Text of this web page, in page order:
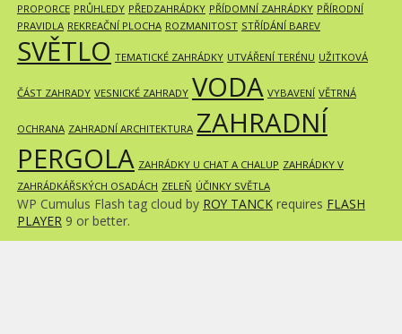
PROPORCE PRŮHLEDY PŘEDZAHRÁDKY PŘÍDOMNÍ ZAHRÁDKY PŘÍRODNÍ
PRAVIDLA REKREAČNÍ PLOCHA ROZMANITOST STŘÍDÁNÍ BAREV
SVĚTLO TEMATICKÉ ZAHRÁDKY UTVÁŘENÍ TERÉNU UŽITKOVÁ
ČÁST ZAHRADY VESNICKÉ ZAHRADY VODA VYBAVENÍ VĚTRNÁ
OCHRANA ZAHRADNÍ ARCHITEKTURA ZAHRADNÍ
PERGOLA ZAHRÁDKY U CHAT A CHALUP ZAHRÁDKY V
ZAHRÁDKÁŘSKÝCH OSADÁCH ZELEŇ ÚČINKY SVĚTLA
WP Cumulus Flash tag cloud by ROY TANCKrequires FLASH
PLAYER9 or better.